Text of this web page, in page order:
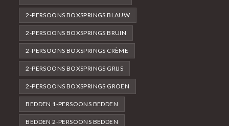
2-PERSOONS BOXSPRINGS BLAUW
2-PERSOONS BOXSPRINGS BRUIN
2-PERSOONS BOXSPRINGS CRÈME
2-PERSOONS BOXSPRINGS GRIJS
2-PERSOONS BOXSPRINGS GROEN
BEDDEN 1-PERSOONS BEDDEN
BEDDEN 2-PERSOONS BEDDEN